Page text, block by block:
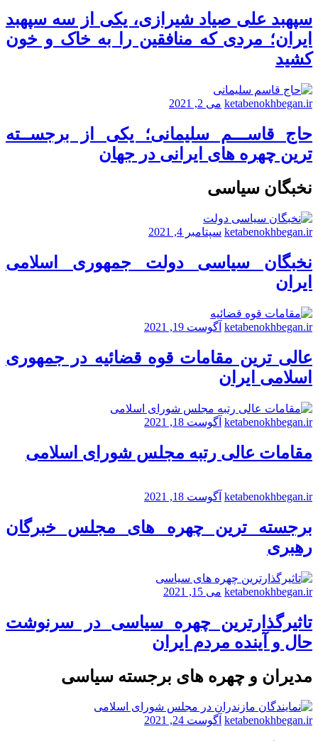
سپهبد علی صیاد شیرازی، یکی از سه سپهبد
ایران؛ مردی که منافقین را به خاک و خون
کشید
ketabenokhbegan.ir می 2, 2021
حاج قاســـم سلیمانی؛ یکی از برجســته
ترین چهره های ایرانی در جهان
نخبگان سیاسی
ketabenokhbegan.ir سپتامبر 4, 2021
نخبگان سیاسی دولت جمهوری اسلامی
ایران
ketabenokhbegan.ir آگوست 19, 2021
عالی ترین مقامات قوه قضائیه در جمهوری
اسلامی ایران
ketabenokhbegan.ir آگوست 18, 2021
مقامات عالی رتبه مجلس شورای اسلامی
ketabenokhbegan.ir آگوست 18, 2021
برجسته ترین چهره های مجلس خبرگان
رهبری
ketabenokhbegan.ir می 15, 2021
تاثیرگذارترین چهره سیاسی در سرنوشت
حال و آینده مردم ایران
مدیران و چهره های برجسته سیاسی
ketabenokhbegan.ir آگوست 24, 2021